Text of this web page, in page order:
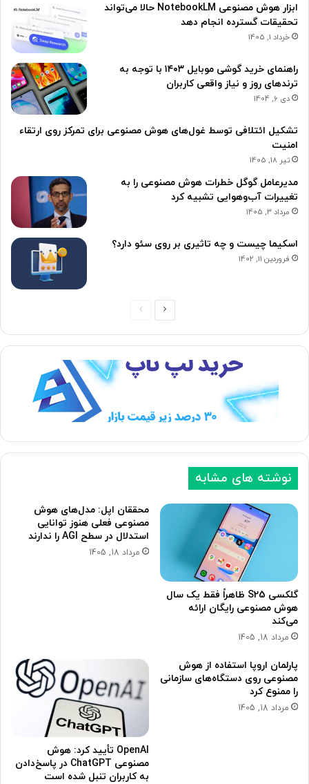
ابزار هوش مصنوعی NotebookLM حالا می‌تواند
تحقیقات گسترده انجام دهد
خرداد 1, 1405
راهنمای خرید گوشی موبایل ۱۴۰۳ با توجه به
ترندهای روز و نیاز واقعی کاربران
دی 6, 1404
تشکیل ائتلافی توسط غول‌های هوش مصنوعی برای تمرکز روی ارتقاء
امنیت
تیر 18, 1405
مدیرعامل گوگل خطرات هوش مصنوعی را به
تغییرات آب‌و‌هوایی تشبیه کرد
مرداد 3, 1405
اسکیما چیست و چه تاثیری بر روی سئو دارد؟
فروردین 11, 1402
ح
ه
ی
ح
ه
ی
نوشته های مشابه
گلکسی S25 ظاهراً فقط یک سال
هوش مصنوعی رایگان ارائه
می‌کند
مرداد 18, 1405
محققان اپل: مدل‌های هوش
مصنوعی فعلی هنوز توانایی
استدلال در سطح AGI را ندارند
مرداد 18, 1405
پارلمان اروپا استفاده از هوش
مصنوعی روی دستگاه‌های سازمانی
را ممنوع کرد
مرداد 18, 1405
OpenAI تأیید کرد: هوش
مصنوعی ChatGPT در پاسخ‌دادن
به کاربران تنبل شده است